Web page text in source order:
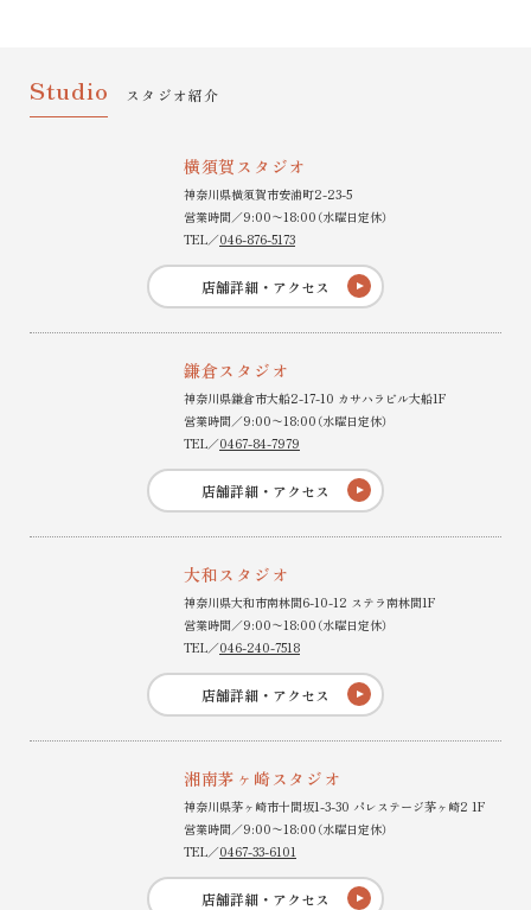
Studio スタジオ紹介
横須賀スタジオ
神奈川県横須賀市安浦町2-23-5
営業時間／9:00〜18:00（水曜日定休）
TEL／046-876-5173
店舗詳細・アクセス
鎌倉スタジオ
神奈川県鎌倉市大船2-17-10 カサハラビル大船1F
営業時間／9:00〜18:00（水曜日定休）
TEL／0467-84-7979
店舗詳細・アクセス
大和スタジオ
神奈川県大和市南林間6-10-12 ステラ南林間1F
営業時間／9:00〜18:00（水曜日定休）
TEL／046-240-7518
店舗詳細・アクセス
湘南茅ヶ崎スタジオ
神奈川県茅ヶ崎市十間坂1-3-30 パレステージ茅ヶ崎2 1F
営業時間／9:00〜18:00（水曜日定休）
TEL／0467-33-6101
店舗詳細・アクセス